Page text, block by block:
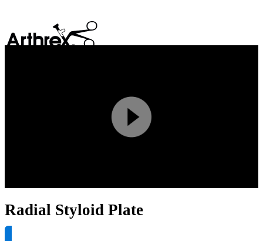
Play
Video
Radial Styloid Plate